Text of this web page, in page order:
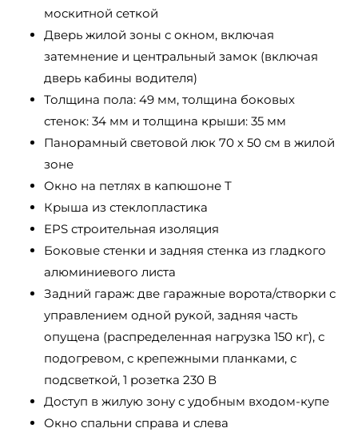
москитной сеткой
Дверь жилой зоны с окном, включая
затемнение и центральный замок (включая
дверь кабины водителя)
Толщина пола: 49 мм, толщина боковых
стенок: 34 мм и толщина крыши: 35 мм
Панорамный световой люк 70 х 50 см в жилой
зоне
Окно на петлях в капюшоне Т
Крыша из стеклопластика
EPS строительная изоляция
Боковые стенки и задняя стенка из гладкого
алюминиевого листа
Задний гараж: две гаражные ворота/створки с
управлением одной рукой, задняя часть
опущена (распределенная нагрузка 150 кг), с
подогревом, с крепежными планками, с
подсветкой, 1 розетка 230 В
Доступ в жилую зону с удобным входом-купе
Окно спальни справа и слева